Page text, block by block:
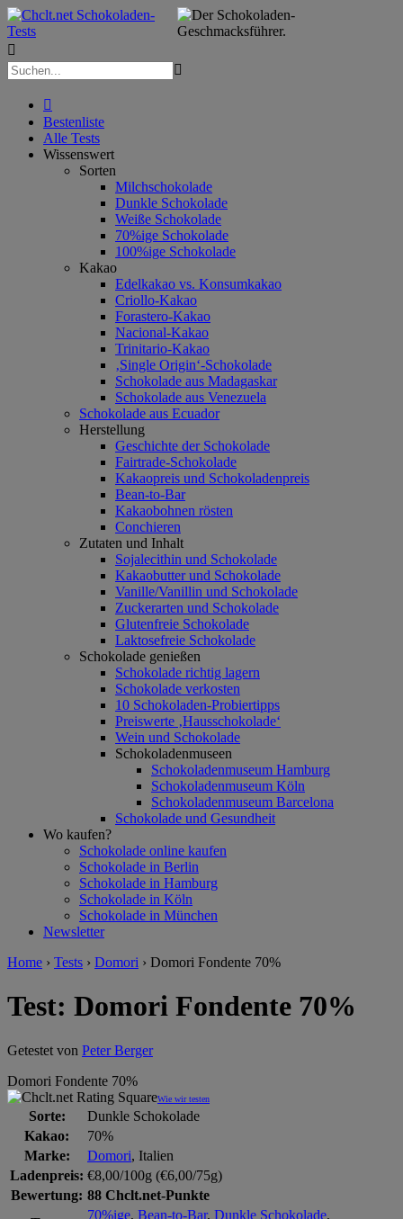



Bestenliste
Alle Tests
Wissenswert
Sorten
Milchschokolade
Dunkle Schokolade
Weiße Schokolade
70%ige Schokolade
100%ige Schokolade
Kakao
Edelkakao vs. Konsumkakao
Criollo-Kakao
Forastero-Kakao
Nacional-Kakao
Trinitario-Kakao
‚Single Origin‘-Schokolade
Schokolade aus Madagaskar
Schokolade aus Venezuela
Schokolade aus Ecuador
Herstellung
Geschichte der Schokolade
Fairtrade-Schokolade
Kakaopreis und Schokoladenpreis
Bean-to-Bar
Kakaobohnen rösten
Conchieren
Zutaten und Inhalt
Sojalecithin und Schokolade
Kakaobutter und Schokolade
Vanille/Vanillin und Schokolade
Zuckerarten und Schokolade
Glutenfreie Schokolade
Laktosefreie Schokolade
Schokolade genießen
Schokolade richtig lagern
Schokolade verkosten
10 Schokoladen-Probiertipps
Preiswerte ‚Hausschokolade‘
Wein und Schokolade
Schokoladenmuseen
Schokoladenmuseum Hamburg
Schokoladenmuseum Köln
Schokoladenmuseum Barcelona
Schokolade und Gesundheit
Wo kaufen?
Schokolade online kaufen
Schokolade in Berlin
Schokolade in Hamburg
Schokolade in Köln
Schokolade in München
Newsletter
Home › Tests › Domori › Domori Fondente 70%
Test: Domori Fondente 70%
Getestet von Peter Berger
Domori Fondente 70%
Wie wir testen
Sorte:
Dunkle Schokolade
Kakao:
70%
Marke:
Domori, Italien
Ladenpreis: €8,00/100g (€6,00/75g)
Bewertung: 88 Chclt.net-Punkte
70%ige, Bean-to-Bar, Dunkle Schokolade,